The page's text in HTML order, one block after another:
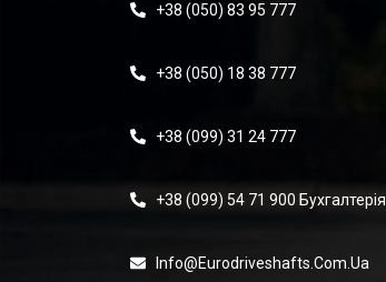
+38 (050) 83 95 777
+38 (050) 18 38 777
+38 (099) 31 24 777
+38 (099) 54 71 900 Бухгалтерія
Info@eurodriveshafts.com.ua